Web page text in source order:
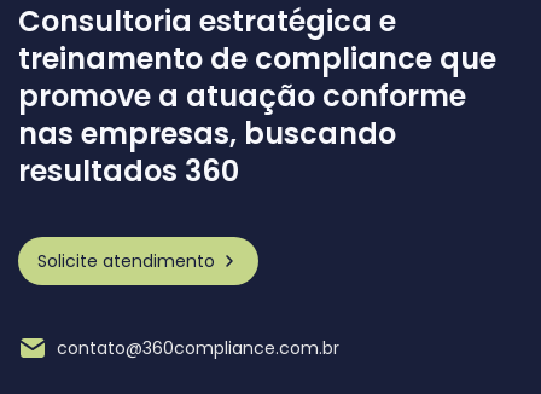
Consultoria estratégica e
treinamento de compliance que
promove a atuação conforme
nas empresas, buscando
resultados 360
Solicite atendimento
contato@360compliance.com.br